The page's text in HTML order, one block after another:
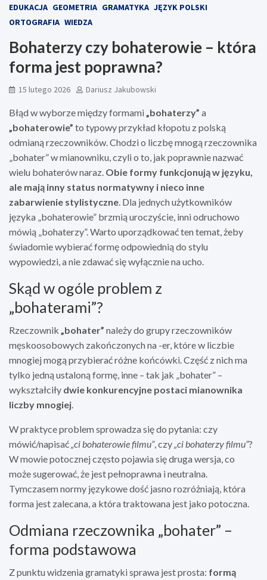
EDUKACJA GEOMETRIA GRAMATYKA JĘZYK POLSKI
ORTOGRAFIA WIEDZA
Bohaterzy czy bohaterowie – która
forma jest poprawna?
15 lutego 2026 Dariusz Jakubowski
Błąd w wyborze między formami„bohaterzy” a
„bohaterowie” to typowy przykład kłopotu z polską
odmianą rzeczowników. Chodzi o liczbę mnogą rzeczownika
„bohater” w mianowniku, czyli o to, jak poprawnie nazwać
wielu bohaterów naraz. Obie formy funkcjonują w języku,
ale mają inny status normatywny i nieco inne
zabarwienie stylistyczne. Dla jednych użytkowników
języka „bohaterowie” brzmią uroczyście, inni odruchowo
mówią „bohaterzy”. Warto uporządkować ten temat, żeby
świadomie wybierać formę odpowiednią do stylu
wypowiedzi, a nie zdawać się wyłącznie na ucho.
Skąd w ogóle problem z
„bohaterami”?
Rzeczownik „bohater” należy do grupy rzeczowników
męskoosobowych zakończonych na -er, które w liczbie
mnogiej mogą przybierać różne końcówki. Część z nich ma
tylko jedną ustaloną formę, inne – tak jak „bohater” –
wykształciły dwie konkurencyjne postaci mianownika
liczby mnogiej.
W praktyce problem sprowadza się do pytania: czy
mówić/napisać„ci bohaterowie filmu”, czy„ci bohaterzy filmu”?
W mowie potocznej często pojawia się druga wersja, co
może sugerować, że jest pełnoprawna i neutralna.
Tymczasem normy językowe dość jasno rozróżniają, która
forma jest zalecana, a która traktowana jest jako potoczna.
Odmiana rzeczownika „bohater” –
forma podstawowa
Z punktu widzenia gramatyki sprawa jest prosta: formą